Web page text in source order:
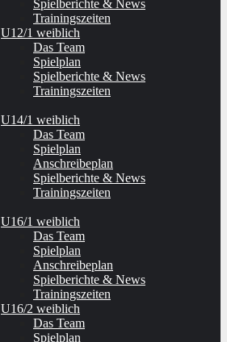
Spielberichte & News
Trainingszeiten
U12/1 weiblich
Das Team
Spielplan
Spielberichte & News
Trainingszeiten
U14/1 weiblich
Das Team
Spielplan
Anschreibeplan
Spielberichte & News
Trainingszeiten
U16/1 weiblich
Das Team
Spielplan
Anschreibeplan
Spielberichte & News
Trainingszeiten
U16/2 weiblich
Das Team
Spielplan